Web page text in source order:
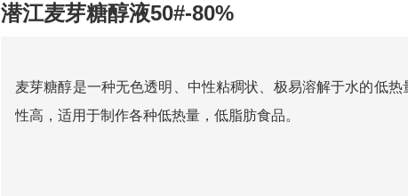
潜江麦芽糖醇液50#-80%
麦芽糖醇是一种无色透明、中性粘稠状、极易溶解于水的低
性高，适用于制作各种低热量，低脂肪食品。